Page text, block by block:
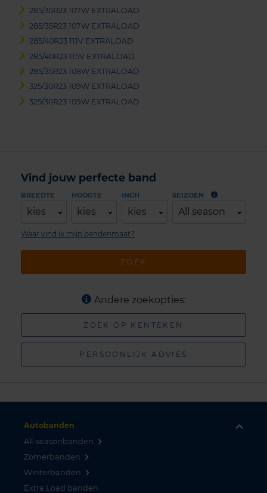
285/35R23 107W EXTRALOAD
285/35R23 107W EXTRALOAD
285/40R23 111V EXTRALOAD
285/40R23 115V EXTRALOAD
295/35R23 108W EXTRALOAD
325/30R23 109W EXTRALOAD
325/30R23 109W EXTRALOAD
Vind jouw perfecte band
BREEDTE
kies
HOOGTE
kies
INCH
kies
SEIZOEN
All season
ZOEK
Waar vind ik mijn bandenmaat?
Andere zoekopties:
ZOEK OP KENTEKEN
PERSOONLIJK ADVIES
Autobanden
All-seasonbanden
Zomerbanden
Winterbanden
Extra Load banden